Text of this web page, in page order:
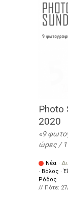
Photo
2020
9
ώρες / 1
Νέα ·
· Βόλος ·
Ρόδος
// Πότε: